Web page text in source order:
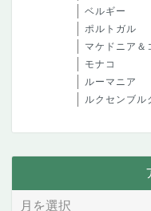
ベルギー
ポルトガル
マケドニア＆
モナコ
ルーマニア
ルクセンブル